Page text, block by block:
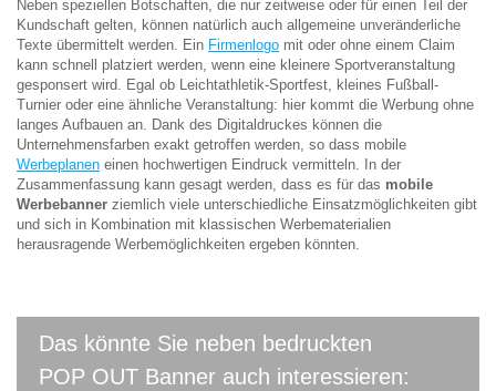
Neben speziellen Botschaften, die nur zeitweise oder für einen Teil der
Kundschaft gelten, können natürlich auch allgemeine unveränderliche
Texte übermittelt werden. Ein Firmenlogo mit oder ohne einem Claim
kann schnell platziert werden, wenn eine kleinere Sportveranstaltung
gesponsert wird. Egal ob Leichtathletik-Sportfest, kleines Fußball-
Turnier oder eine ähnliche Veranstaltung: hier kommt die Werbung ohne
langes Aufbauen an. Dank des Digitaldruckes können die
Unternehmensfarben exakt getroffen werden, so dass mobile
Werbeplanen einen hochwertigen Eindruck vermitteln. In der
Zusammenfassung kann gesagt werden, dass es für das mobile
Werbebanner ziemlich viele unterschiedliche Einsatzmöglichkeiten gibt
und sich in Kombination mit klassischen Werbematerialien
herausragende Werbemöglichkeiten ergeben könnten.
Das könnte Sie neben bedruckten
POP OUT Banner auch interessieren: